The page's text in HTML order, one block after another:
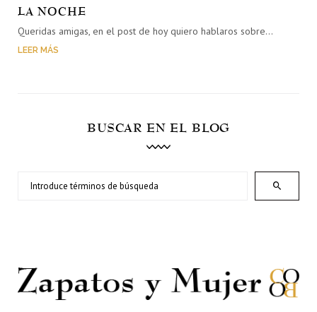
LA NOCHE
Queridas amigas, en el post de hoy quiero hablaros sobre…
LEER MÁS
BUSCAR EN EL BLOG